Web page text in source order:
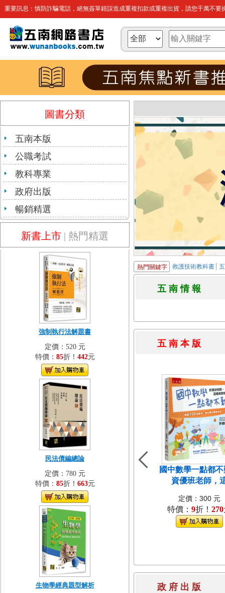
重要訊息：慎防詐騙電話，絕無簽單錯誤造成重複扣款或重複出貨，請您千萬不要
圖書分類
五南本版
公職考試
教科專業
政府出版
暢銷精選
新書上市 | 熱門精選
強制執行法解題書
定價：520 元
特價： 85折！ 442元
民法債編總論
定價：780 元
特價： 85折！ 663元
生物學經典題型解析
熱門關鍵字 救護技術教科書
五 南 情
五 南 本
國中數學一點都
資優班老師，
定價：300 元
特價： 9折！ 270
政 府 出